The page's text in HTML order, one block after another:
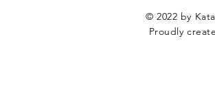
© 2022 by
Proudly